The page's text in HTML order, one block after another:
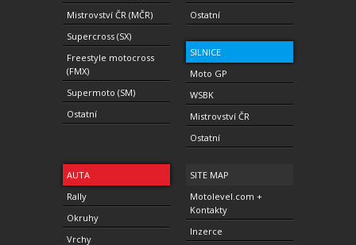
Mistrovství ČR (MČR)
Supercross (SX)
Freestyle motocross
(FMX)
Supermoto (SM)
Ostatní
Ostatní
SILNICE
Moto GP
WSBK
Mistrovství ČR
Ostatní
AUTA
Rally
Okruhy
Vrchy
SITE MAP
Motolevel.com +
Kontakty
Inzerce